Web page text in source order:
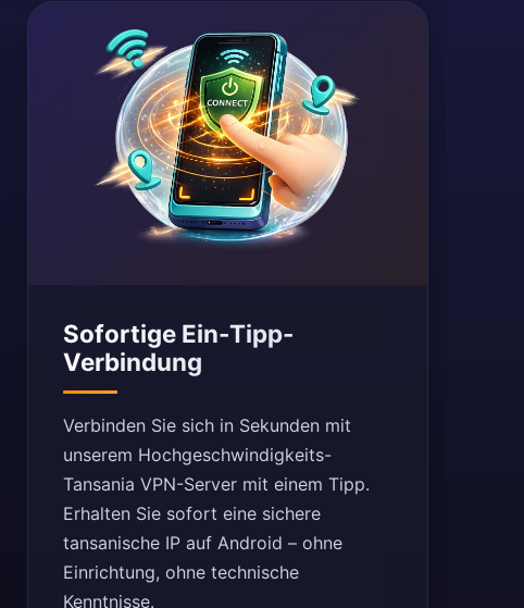
Sofortige Ein-Tipp-
Verbindung
Verbinden Sie sich in Sekunden mit
unserem Hochgeschwindigkeits-
Tansania VPN-Server mit einem Tipp.
Erhalten Sie sofort eine sichere
tansanische IP auf Android – ohne
Einrichtung, ohne technische
Kenntnisse.